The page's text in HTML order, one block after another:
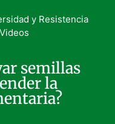
y Resistencia
Videos
semillas
la